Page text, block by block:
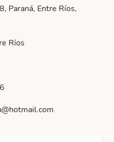
Paraná, Entre Ríos,
Ríos